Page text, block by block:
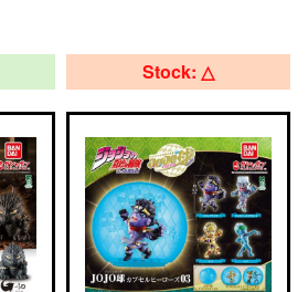
Stock: △